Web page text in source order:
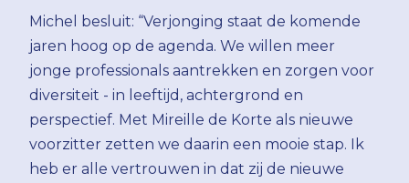
Michel besluit: “Verjonging staat de komende
jaren hoog op de agenda. We willen meer
jonge professionals aantrekken en zorgen voor
diversiteit - in leeftijd, achtergrond en
perspectief. Met Mireille de Korte als nieuwe
voorzitter zetten we daarin een mooie stap. Ik
heb er alle vertrouwen in dat zij de nieuwe